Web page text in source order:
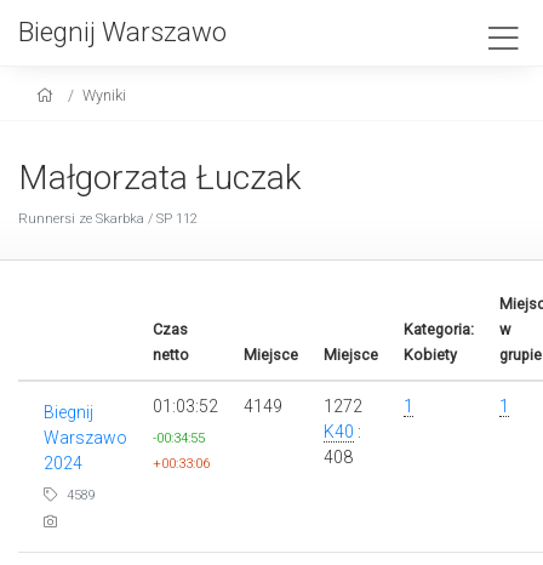
Biegnij Warszawo
Wyniki
Małgorzata Łuczak
Runnersi ze Skarbka / SP 112
Czas
netto
Miejsce Miejsce
Kategoria:
Kobiety
w
grupie
Biegnij
Warszawo
2024
4589
01:03:52
-00:34:55
+00:33:06
4149
1272
K40 :
408
1 1